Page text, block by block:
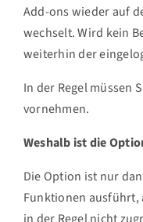
Add-ons wieder auf
wechselt. Wird kein
weiterhin der
In der Regel müssen
vornehmen.
Weshalb ist die
Die Option ist nur
Funktionen ausführt,
in der Regel nicht